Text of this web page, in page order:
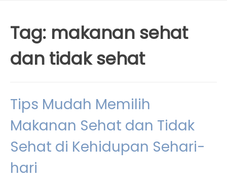
Tag: makanan sehat
dan tidak sehat
Tips Mudah Memilih
Makanan Sehat dan Tidak
Sehat di Kehidupan Sehari-
hari